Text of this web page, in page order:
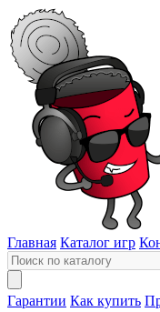
Главная Каталог игр
Гарантии Как купить